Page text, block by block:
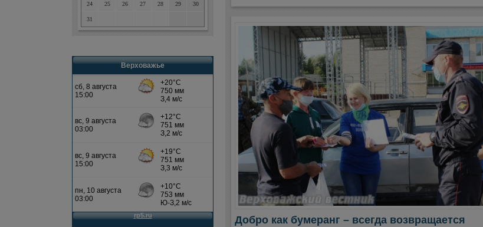
24 25 26 27 28 29 30
31
Верховажье
Добро как бумеранг – всегда возвращается